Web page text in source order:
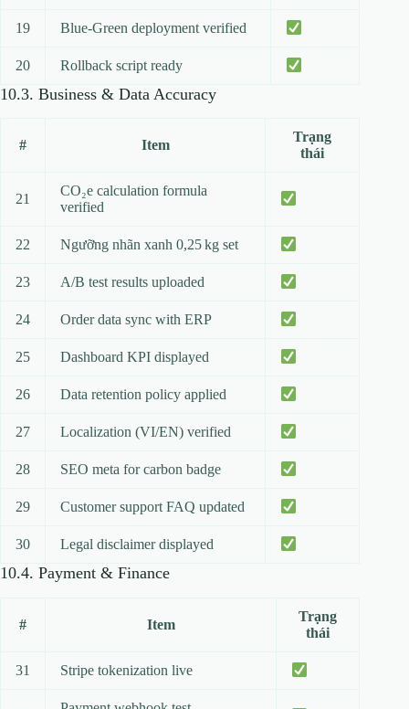
19 Blue‑Green deployment verified
20 Rollback script ready
10.3. Business & Data Accuracy
# Item
Trạng
thái
21
CO₂e calculation formula
verified
22 Ngưỡng nhãn xanh 0,25 kg set
23 A/B test results uploaded
24 Order data sync with ERP
25 Dashboard KPI displayed
26 Data retention policy applied
27 Localization (VI/EN) verified
28 SEO meta for carbon badge
29 Customer support FAQ updated
30 Legal disclaimer displayed
10.4. Payment & Finance
# Item
Trạng
thái
31 Stripe tokenization live